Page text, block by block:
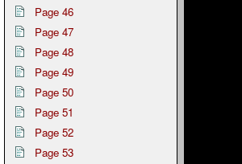
Page 46
Page 47
Page 48
Page 49
Page 50
Page 51
Page 52
Page 53